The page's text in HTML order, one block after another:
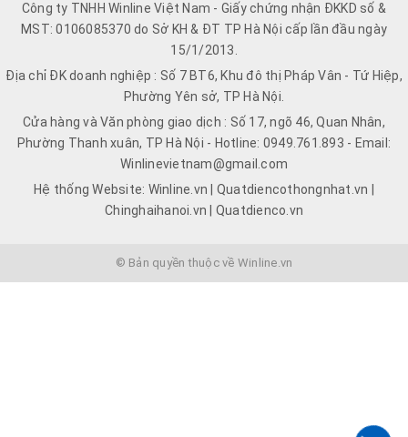
Công ty TNHH Winline Việt Nam - Giấy chứng nhận ĐKKD số &
MST: 0106085370 do Sở KH & ĐT TP Hà Nội cấp lần đầu ngày
15/1/2013.
Địa chỉ ĐK doanh nghiệp : Số 7 BT6, Khu đô thị Pháp Vân - Tứ Hiệp,
Phường Yên sở, TP Hà Nội.
Cửa hàng và Văn phòng giao dịch : Số 17, ngõ 46, Quan Nhân,
Phường Thanh xuân, TP Hà Nội - Hotline: 0949.761.893 - Email:
Winlinevietnam@gmail.com
Hệ thống Website: Winline.vn | Quatdiencothongnhat.vn |
Chinghaihanoi.vn | Quatdienco.vn
© Bản quyền thuộc về Winline.vn